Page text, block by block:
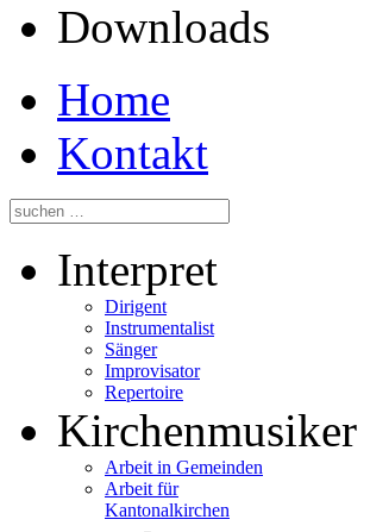
Downloads
Home
Kontakt
Interpret
Dirigent
Instrumentalist
Sänger
Improvisator
Repertoire
Kirchenmusiker
Arbeit in Gemeinden
Arbeit für
Kantonalkirchen